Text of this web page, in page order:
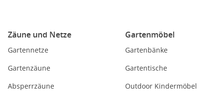
Zäune und Netze
Gartennetze
Gartenzäune
Absperrzäune
Gartenmöbel
Gartenbänke
Gartentische
Outdoor Kindermöbel